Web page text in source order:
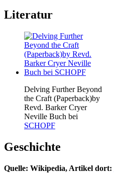
Literatur
Delving Further Beyond
the Craft (Paperback)by
Revd. Barker Cryer
Neville Buch bei
SCHOPF
Geschichte
Quelle: Wikipedia, Artikel dort: